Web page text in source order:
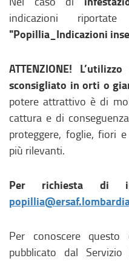
indicazioni
"Popillia_Indicazioni
ATTENZIONE!
sconsigliato in orti o
potere attrattivo è di
cattura e di
proteggere, foglie, fiori
più rilevanti.
Per richiesta di
Per conoscere
pubblicato dal